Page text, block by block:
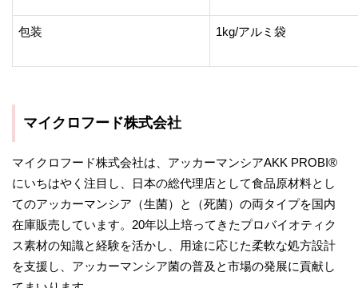
包装 1kg/アルミ袋
マイクロフード株式会社
マイクロフード株式会社は、アッカーマンシアAKK PROBI®
にいちはやく注目し、日本の総代理店として食品原材料とし
てのアッカーマンシア（生菌）と（死菌）の両タイプを国内
在庫販売しています。20年以上培ってきたプロバイオティク
ス素材の知識と経験を活かし、用途に応じた柔軟な処方設計
を支援し、アッカーマンシア菌の普及と市場の発展に貢献し